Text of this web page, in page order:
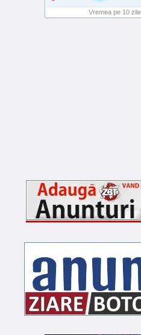
Vremea pe 10